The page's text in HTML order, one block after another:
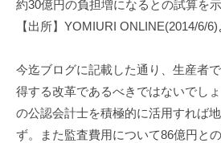
約30億円の負担増になるとの試算を示
【出所】YOMIURI ONLINE(2014/6/
今迄ブログに記載した通り、生産者
得する改革であるべきではないでし
の公認会計士を積極的に活用すれば
ず。また監査費用について86億円と